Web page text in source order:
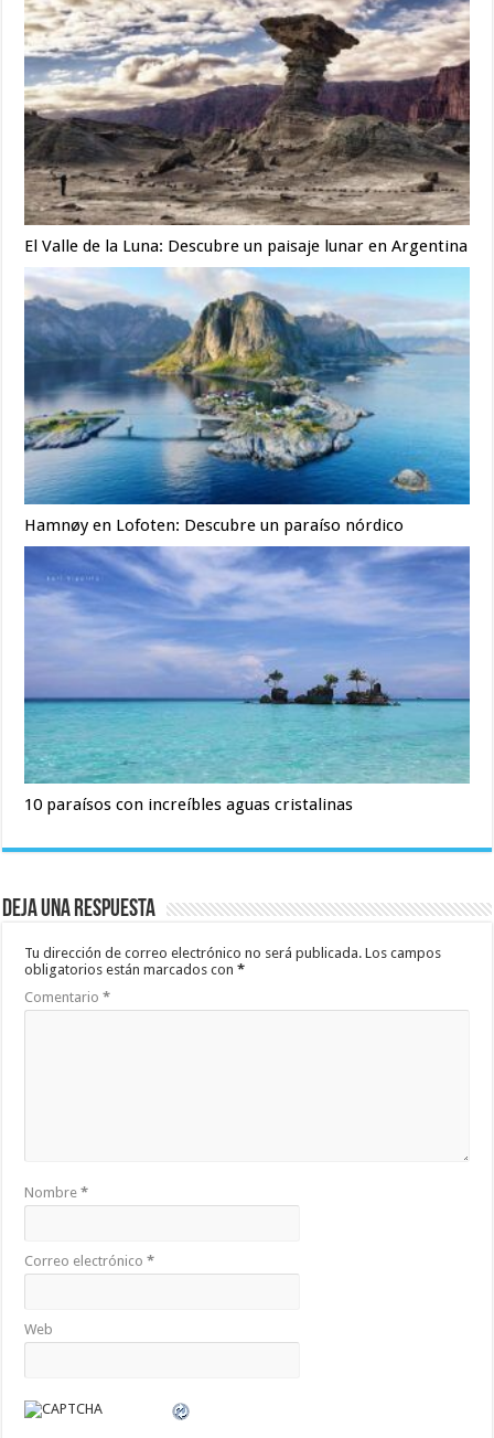
El Valle de la Luna: Descubre un paisaje lunar en Argentina
Hamnøy en Lofoten: Descubre un paraíso nórdico
10 paraísos con increíbles aguas cristalinas
Deja una respuesta
Tu dirección de correo electrónico no será publicada. Los campos
obligatorios están marcados con*
Comentario*
Nombre*
Correo electrónico*
Web